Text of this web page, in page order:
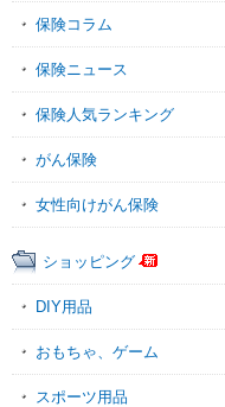
保険コラム
保険ニュース
保険人気ランキング
がん保険
女性向けがん保険
ショッピング
DIY用品
おもちゃ、ゲーム
スポーツ用品